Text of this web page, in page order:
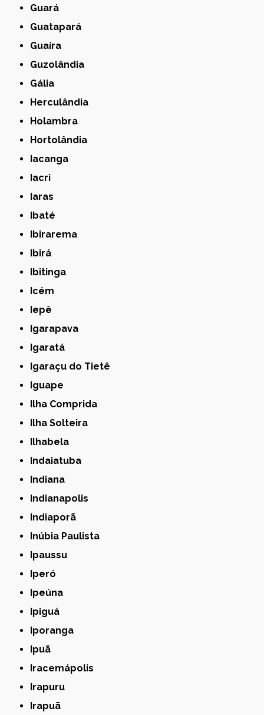
Guará
Guatapará
Guaíra
Guzolândia
Gália
Herculândia
Holambra
Hortolândia
Iacanga
Iacri
Iaras
Ibaté
Ibirarema
Ibirá
Ibitinga
Icém
Iepê
Igarapava
Igaratá
Igaraçu do Tietê
Iguape
Ilha Comprida
Ilha Solteira
Ilhabela
Indaiatuba
Indiana
Indianapolis
Indiaporã
Inúbia Paulista
Ipaussu
Iperó
Ipeúna
Ipiguá
Iporanga
Ipuã
Iracemápolis
Irapuru
Irapuã